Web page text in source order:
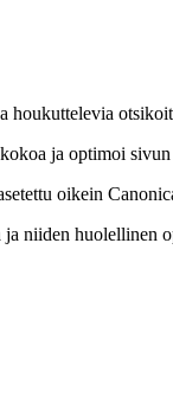
ja optimoi
oikein
niiden huolellinen